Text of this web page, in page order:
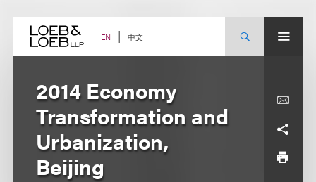
content EN 中文
2014 Economy
Transformation and
Urbanization,
Beijing